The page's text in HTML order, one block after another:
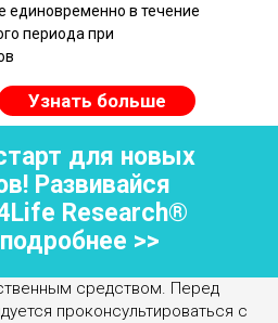
Узнать больше
единовременно в течение
периода при
для новых
Развивайся
Research®
>>
средством. Перед
проконсультироваться с